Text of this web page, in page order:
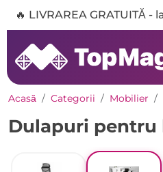
🔥 LIVRAREA GRATUITĂ
Acasă Categorii Mobilier
Dulapuri